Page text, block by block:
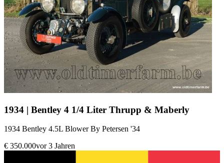
1934 | Bentley 4 1/4 Liter Thrupp & Maberly
1934 Bentley 4.5L Blower By Petersen '34
€ 350.000vor 3 Jahren